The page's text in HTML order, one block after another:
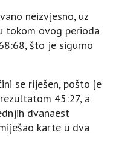
neizvjesno, uz
tokom ovog perioda
što je sigurno
se riješen, pošto je
45:27, a
dvanaest
karte u dva